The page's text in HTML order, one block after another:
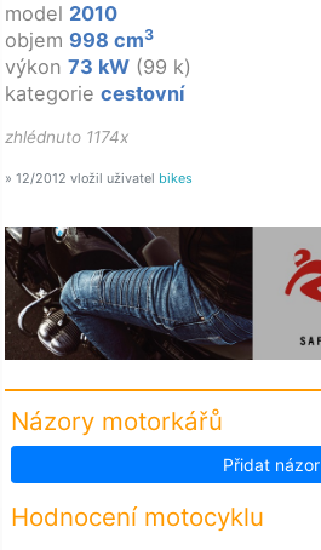
model 2010
objem 998 cm3
výkon 73 kW (99 k)
kategorie cestovní
zhlédnuto 1174x
» 12/2012 vložil uživatel bikes
Názory motorkářů
Přidat názor
Hodnocení motocyklu